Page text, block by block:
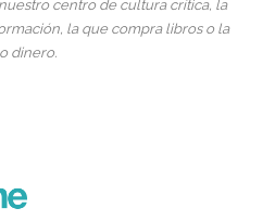
centro de cultura crítica, la
la que compra libros o la
dinero.